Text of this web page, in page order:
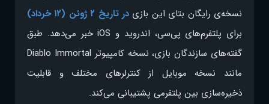
نسخه‌ی رایگان بتای این بازی در تاریخ ۲ ژوئن (۱۲ خرداد)
برای پلتفرم‌های پی‌سی، اندروید و iOS خبر می‌دهد. طبق
گفته‌های سازندگان بازی، نسخه کامپیوتر Diablo Immortal
مانند نسخه موبایل از کنترلرهای مختلف و قابلیت
ذخیره‌سازی بین‌ پلتفرمی پشتیبانی می‌کند.